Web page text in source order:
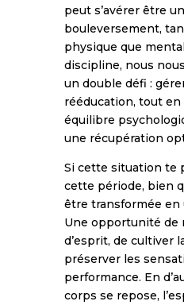
peut s’avérer être
bouleversement,
physique que
discipline, nous
un double défi :
rééducation, tout
équilibre
une récupération
Si cette situation te
cette période, bien
être transformée
Une opportunité de
d’esprit, de cultiver
préserver les
performance. En
corps se repose,